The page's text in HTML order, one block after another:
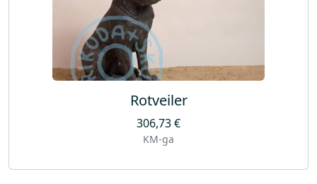
Rotveiler
306,73€
KM-ga